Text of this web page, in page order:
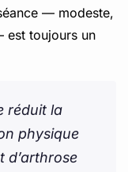
— modeste,
est toujours un
réduit la
physique
d’arthrose